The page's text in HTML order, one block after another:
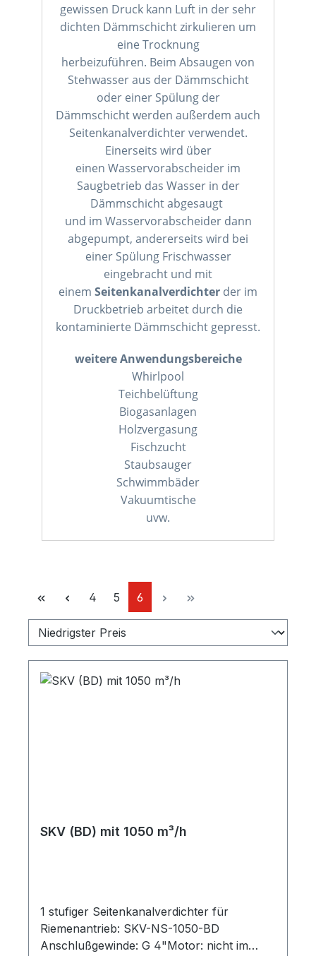
gewissen Druck kann Luft in der sehr
dichten Dämmschicht zirkulieren um
eine Trocknung
herbeizuführen. Beim Absaugen von
Stehwasser aus der Dämmschicht
oder einer Spülung der
Dämmschicht werden außerdem auch
Seitenkanalverdichter verwendet.
Einerseits wird über
einen Wasservorabscheider im
Saugbetrieb das Wasser in der
Dämmschicht abgesaugt
und im Wasservorabscheider dann
abgepumpt, andererseits wird bei
einer Spülung Frischwasser
eingebracht und mit
einem Seitenkanalverdichter der im
Druckbetrieb arbeitet durch die
kontaminierte Dämmschicht gepresst.
weitere Anwendungsbereiche
Whirlpool
Teichbelüftung
Biogasanlagen
Holzvergasung
Fischzucht
Staubsauger
Schwimmbäder
Vakuumtische
uvw.
Seite
4 Seite
5 Seite
6
SKV (BD) mit 1050 m³/h
1 stufiger Seitenkanalverdichter für
Riemenantrieb: SKV-NS-1050-BD
Anschlußgewinde: G 4"Motor: nicht im